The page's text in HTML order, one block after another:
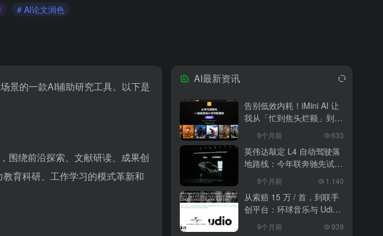
# AI论文润色
景的一款AI辅助研究工具。以下是
围绕前沿探索、文献研读、成果创
育科研、工作学习的模式革新和
AI最新资讯
告别低效内耗！iMini AI 让
我从「忙到焦头烂额」到
「下班准时打卡」
9个月前 633
英伟达敲定 L4 自动驾驶落
地路线：今年联奔驰先试
水，2027 年 10 万辆无人
出租上路
9个月前 1,140
从索赔 15 万 / 首，到联手
创平台：环球音乐与 Udio
和解，改写 AI 音乐行业规
9个月前 939